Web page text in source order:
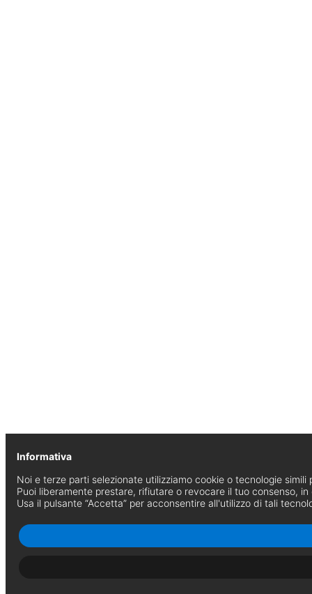
Informativa
Noi e terze parti selezionate utilizziamo cookie o tecnologie
Puoi liberamente prestare, rifiutare o revocare il tuo consenso, in
Usa il pulsante “Accetta” per acconsentire all'utilizzo di tali